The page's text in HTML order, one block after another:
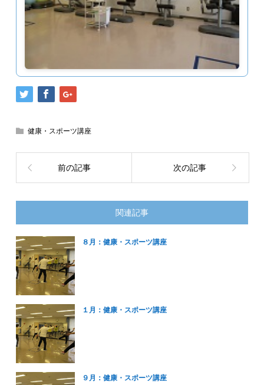
健康・スポーツ講座
前の記事 次の記事
関連記事
８月：健康・スポーツ講座
１月：健康・スポーツ講座
９月：健康・スポーツ講座